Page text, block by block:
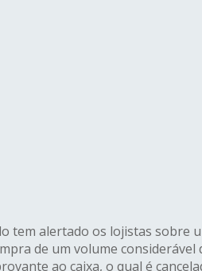
tem alertado os lojistas sobre
de um volume
ao caixa, o qual é